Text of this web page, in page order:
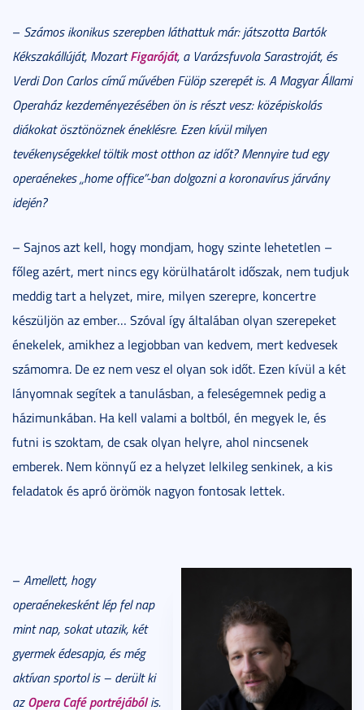
– Számos ikonikus szerepben láthattuk már: játszotta Bartók
Kékszakállúját, MozartFigaróját, a Varázsfuvola Sarastroját, és
Verdi Don Carlos című művében Fülöp szerepét is. A Magyar Állami
Operaház kezdeményezésében ön is részt vesz: középiskolás
diákokat ösztönöznek éneklésre. Ezen kívül milyen
tevékenységekkel töltik most otthon az időt? Mennyire tud egy
operaénekes „home office”-ban dolgozni a koronavírus járvány
idején?
– Sajnos azt kell, hogy mondjam, hogy szinte lehetetlen –
főleg azért, mert nincs egy körülhatárolt időszak, nem tudjuk
meddig tart a helyzet, mire, milyen szerepre, koncertre
készüljön az ember… Szóval így általában olyan szerepeket
énekelek, amikhez a legjobban van kedvem, mert kedvesek
számomra. De ez nem vesz el olyan sok időt. Ezen kívül a két
lányomnak segítek a tanulásban, a feleségemnek pedig a
házimunkában. Ha kell valami a boltból, én megyek le, és
futni is szoktam, de csak olyan helyre, ahol nincsenek
emberek. Nem könnyű ez a helyzet lelkileg senkinek, a kis
feladatok és apró örömök nagyon fontosak lettek.
– Amellett, hogy
operaénekesként lép fel nap
mint nap, sokat utazik, két
gyermek édesapja, és még
aktívan sportol is – derült ki
azOpera Café portréjábólis.